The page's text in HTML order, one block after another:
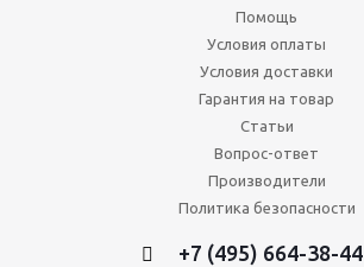
Помощь
Условия оплаты
Условия доставки
Гарантия на товар
Статьи
Вопрос-ответ
Производители
Политика безопасности
+7 (495) 664-38-44